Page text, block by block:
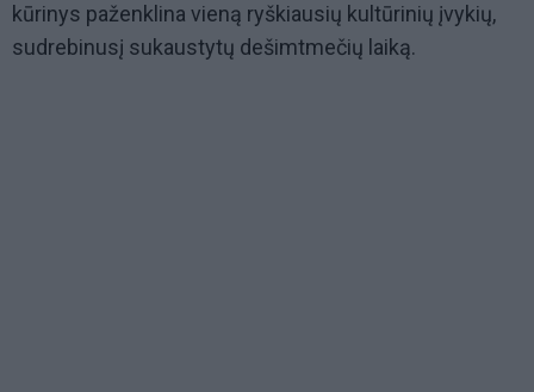
kūrinys paženklina vieną ryškiausių kultūrinių įvykių,
sudrebinusį sukaustytų dešimtmečių laiką.